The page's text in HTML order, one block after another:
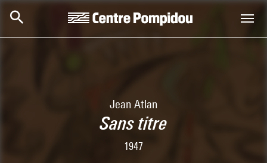
Jean Atlan
Sans titre
1947